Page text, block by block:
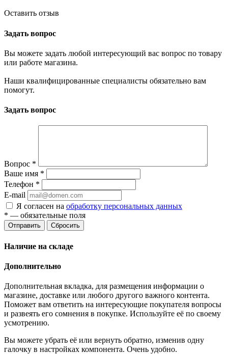
Оставить отзыв
Задать вопрос
Вы можете задать любой интересующий вас вопрос по товару
или работе магазина.
Наши квалифицированные специалисты обязательно вам
помогут.
Задать вопрос
Вопрос *
Ваше имя *
Телефон *
E-mail
Я согласен на обработку персональных данных
* — обязательные поля
Отправить Сбросить
Наличие на складе
Дополнительно
Дополнительная вкладка, для размещения информации о
магазине, доставке или любого другого важного контента.
Поможет вам ответить на интересующие покупателя вопросы
и развеять его сомнения в покупке. Используйте её по своему
усмотрению.
Вы можете убрать её или вернуть обратно, изменив одну
галочку в настройках компонента. Очень удобно.